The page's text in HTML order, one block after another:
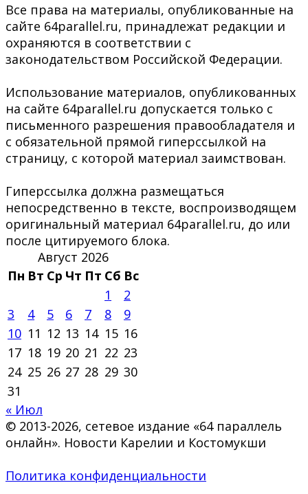
Все права на материалы, опубликованные на
сайте 64parallel.ru, принадлежат редакции и
охраняются в соответствии с
законодательством Российской Федерации.
Использование материалов, опубликованных
на сайте 64parallel.ru допускается только с
письменного разрешения правообладателя и
с обязательной прямой гиперссылкой на
страницу, с которой материал заимствован.
Гиперссылка должна размещаться
непосредственно в тексте, воспроизводящем
оригинальный материал 64parallel.ru, до или
после цитируемого блока.
Август 2026
Пн Вт Ср Чт Пт Сб Вс
1
2
3
4 5 6 7 8
9
10 11 12 13 14 15 16
17 18 19 20 21 22 23
24 25 26 27 28 29 30
31
« Июл
© 2013-2026, сетевое издание «64 параллель
онлайн». Новости Карелии и Костомукши
Политика конфиденциальности